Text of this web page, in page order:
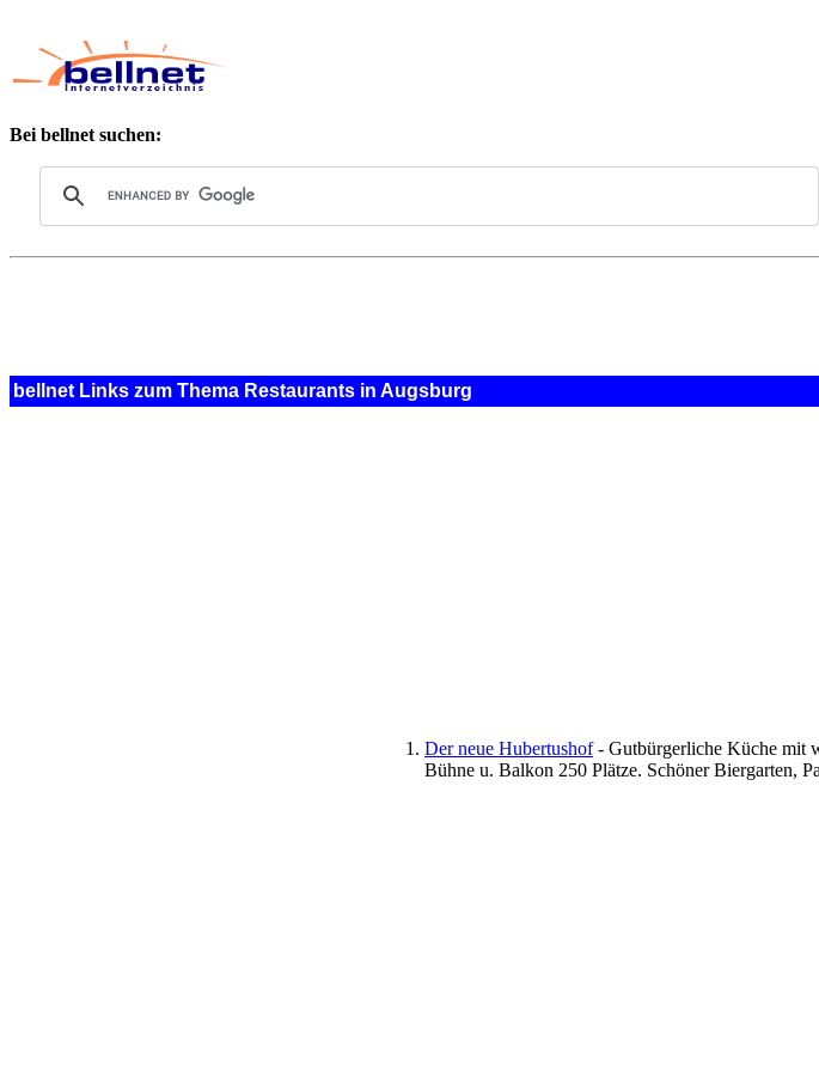
Bei bellnet suchen:
bellnet Links zum Thema Restaurants in Augsburg
Der neue Hubertushof- Gutbürgerliche Küche mit
Bühne u. Balkon 250 Plätze. Schöner Biergarten,